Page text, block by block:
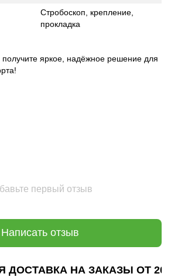
Стробоскоп, крепление,
прокладка
яркое, надёжное решение для
первый отзыв
Написать отзыв
ДОСТАВКА НА ЗАКАЗЫ ОТ